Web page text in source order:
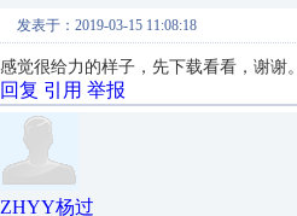
发表于：2019-03-15 11:08:18
感觉很给力的样子，先下载看看，谢谢。
回复 引用 举报
ZHYY杨过